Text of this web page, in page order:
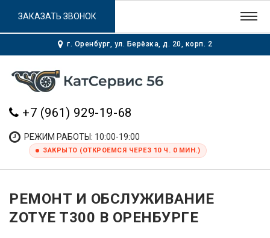
г. Оренбург, ул. Берёзка, д. 20, корп. 2
+7 (961) 929-19-68
РЕЖИМ РАБОТЫ: 10:00-19:00
ЗАКРЫТО (ОТКРОЕМСЯ ЧЕРЕЗ 10 Ч. 0 МИН.)
ЗАКАЗАТЬ ЗВОНОК
РЕМОНТ И ОБСЛУЖИВАНИЕ
ZOTYE T300 В ОРЕНБУРГЕ